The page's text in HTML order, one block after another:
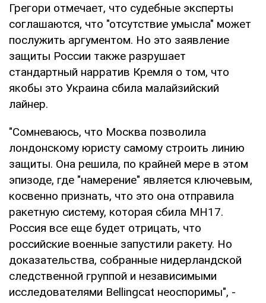
Грегори отмечает, что судебные эксперты
соглашаются, что "отсутствие умысла" может
послужить аргументом. Но это заявление
защиты России также разрушает
стандартный нарратив Кремля о том, что
якобы это Украина сбила малайзийский
лайнер.
"Сомневаюсь, что Москва позволила
лондонскому юристу самому строить линию
защиты. Она решила, по крайней мере в этом
эпизоде, где "намерение" является ключевым,
косвенно признать, что это она отправила
ракетную систему, которая сбила MH17.
Россия все еще будет отрицать, что
российские военные запустили ракету. Но
доказательства, собранные нидерландской
следственной группой и независимыми
исследователями Bellingcat неоспоримы", -